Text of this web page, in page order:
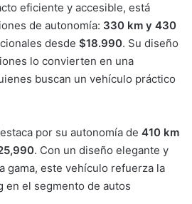
eficiente y accesible, está
de autonomía: 330 km y 430
desde $18.990. Su diseño
lo convierten en una
buscan un vehículo práctico
por su autonomía de 410 km
. Con un diseño elegante y
gama, este vehículo refuerza la
en el segmento de autos